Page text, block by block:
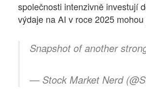
společnosti intenzivně investují
výdaje na AI v roce 2025
Snapshot of another
— Stock Market Nerd